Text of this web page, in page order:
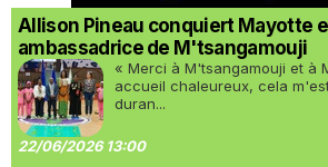
Allison Pineau conquiert Mayotte
ambassadrice de M'tsangamouji
« Merci à M'tsangamouji et à
accueil chaleureux, cela
duran...
22/06/2026 13:00